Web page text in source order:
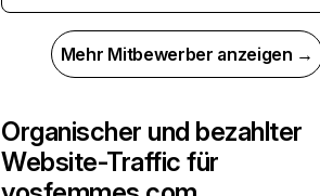
Mehr Mitbewerber anzeigen →
Organischer und bezahlter
Website-Traffic für